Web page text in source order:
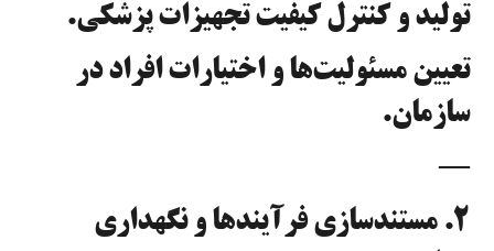
تولید و کنترل کیفیت تجهیزات پزشکی.
تعیین مسئولیت‌ها و اختیارات افراد در
سازمان.
—
۲. مستندسازی فرآیندها و نگهداری